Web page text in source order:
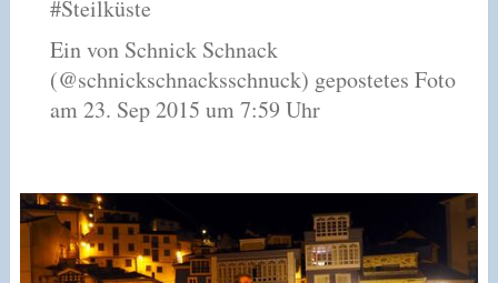
#Steilküste
Ein von Schnick Schnack
(@schnickschnacksschnuck) gepostetes Foto
am 23. Sep 2015 um 7:59 Uhr